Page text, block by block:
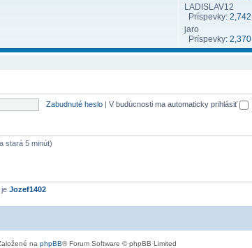
LADISLAV12
Príspevky: 2,742
jaro
Príspevky: 2,370
Zabudnuté heslo | V budúcnosti ma automaticky prihlásiť
stará 5 minút)
Jozef1402
na phpBB® Forum Software © phpBB Limited